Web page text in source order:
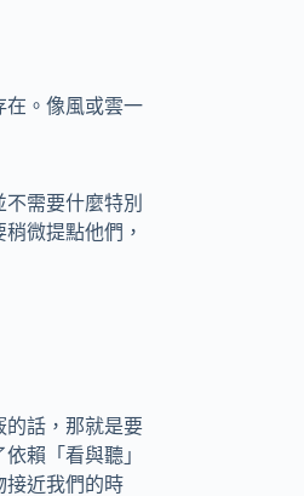
在。像風或雲一
需要什麼特別
微提點他們，
的話，那就是要
賴「看與聽」
接近我們的時